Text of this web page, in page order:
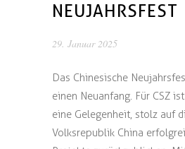
NEUJAHRSFEST
29. Januar 2025
Das Chinesische
einen Neuanfang. Für CSZ
eine Gelegenheit, stolz auf
Volksrepublik China